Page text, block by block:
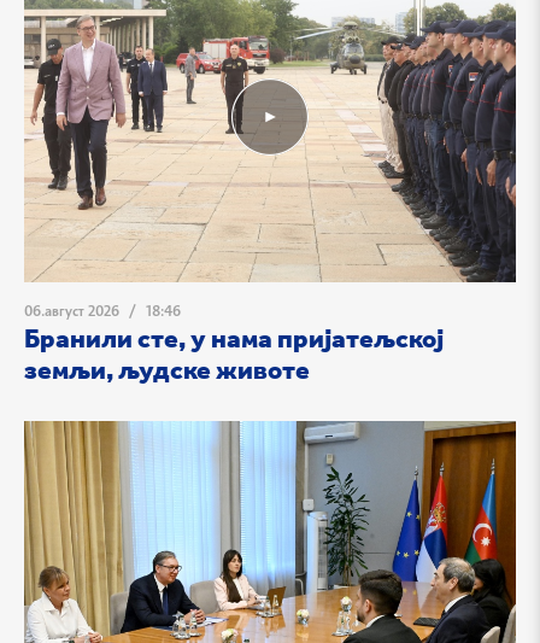
06.август 2026 / 18:46
Бранили сте, у нама пријатељској
земљи, људске животе